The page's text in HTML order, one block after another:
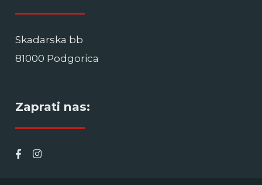
Skadarska bb
81000 Podgorica
Zaprati nas: